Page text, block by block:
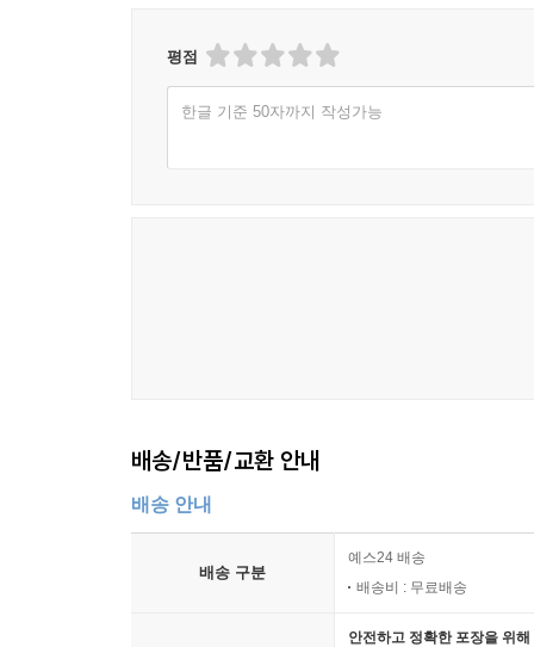
평점
한글 기준 50자까지 작성가능
배송/반품/교환 안내
배송 안내
배송 구분
예스24 배송
배송비 : 무료배송
안전하고 정확한 포장을 위